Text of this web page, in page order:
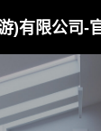
)有限公司-